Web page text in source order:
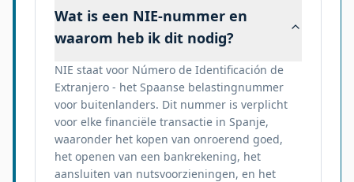
Wat is een NIE-nummer en
waarom heb ik dit nodig?
NIE staat voor Número de Identificación de
Extranjero - het Spaanse belastingnummer
voor buitenlanders. Dit nummer is verplicht
voor elke financiële transactie in Spanje,
waaronder het kopen van onroerend goed,
het openen van een bankrekening, het
aansluiten van nutsvoorzieningen, en het